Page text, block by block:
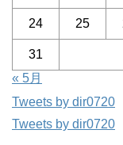
24 25
31
« 5月
Tweets by dir0720
Tweets by dir0720